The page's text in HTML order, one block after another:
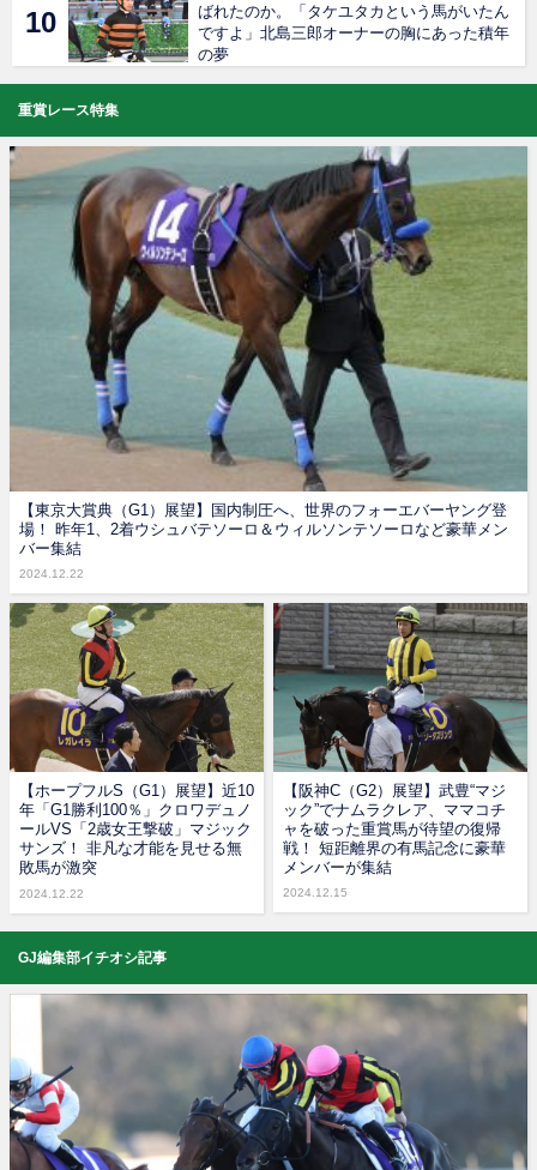
ばれたのか。「タケユタカという馬がいたん
ですよ」北島三郎オーナーの胸にあった積年
の夢
重賞レース特集
【東京大賞典（G1）展望】国内制圧へ、世界のフォーエバーヤング登
場！ 昨年1、2着ウシュバテソーロ＆ウィルソンテソーロなど豪華メン
バー集結
2024.12.22
【ホープフルS（G1）展望】近10
年「G1勝利100％」クロワデュノ
ールVS「2歳女王撃破」マジック
サンズ！ 非凡な才能を見せる無
敗馬が激突
2024.12.22
【阪神C（G2）展望】武豊“マジ
ック”でナムラクレア、ママコチ
ャを破った重賞馬が待望の復帰
戦！ 短距離界の有馬記念に豪華
メンバーが集結
2024.12.15
GJ編集部イチオシ記事